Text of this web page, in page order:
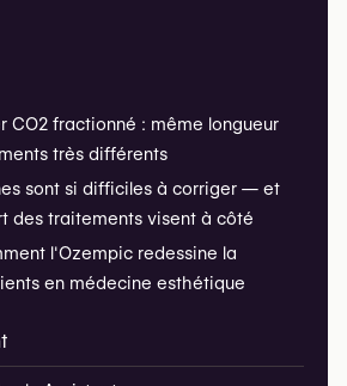
CO2 fractionné : même longueur
très différents
sont si difficiles à corriger — et
des traitements visent à côté
l'Ozempic redessine la
en médecine esthétique